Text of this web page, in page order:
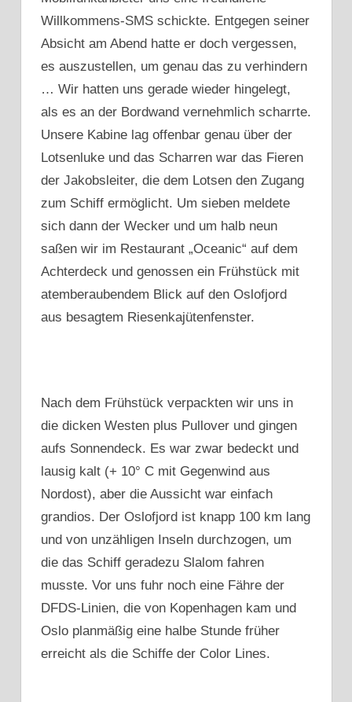
Willkommens-SMS schickte. Entgegen seiner
Absicht am Abend hatte er doch vergessen,
es auszustellen, um genau das zu verhindern
… Wir hatten uns gerade wieder hingelegt,
als es an der Bordwand vernehmlich scharrte.
Unsere Kabine lag offenbar genau über der
Lotsenluke und das Scharren war das Fieren
der Jakobsleiter, die dem Lotsen den Zugang
zum Schiff ermöglicht. Um sieben meldete
sich dann der Wecker und um halb neun
saßen wir im Restaurant „Oceanic“ auf dem
Achterdeck und genossen ein Frühstück mit
atemberaubendem Blick auf den Oslofjord
aus besagtem Riesenkajütenfenster.
Nach dem Frühstück verpackten wir uns in
die dicken Westen plus Pullover und gingen
aufs Sonnendeck. Es war zwar bedeckt und
lausig kalt (+ 10° C mit Gegenwind aus
Nordost), aber die Aussicht war einfach
grandios. Der Oslofjord ist knapp 100 km lang
und von unzähligen Inseln durchzogen, um
die das Schiff geradezu Slalom fahren
musste. Vor uns fuhr noch eine Fähre der
DFDS-Linien, die von Kopenhagen kam und
Oslo planmäßig eine halbe Stunde früher
erreicht als die Schiffe der Color Lines.